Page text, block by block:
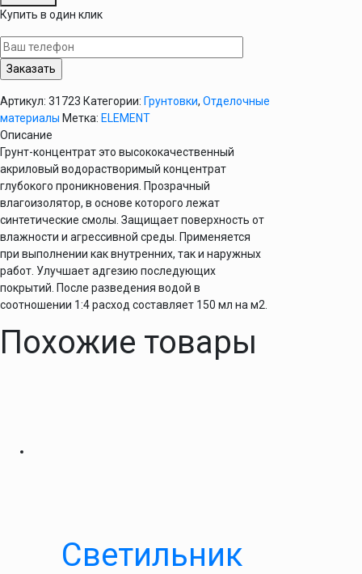
Грунт
концентрат
прозрачный
1л
Елемент
Купить в один клик
Артикул: 31723 Категории: Грунтовки, Отделочные
материалы Метка: ELEMENT
Описание
Грунт-концентрат это высококачественный
акриловый водорастворимый концентрат
глубокого проникновения. Прозрачный
влагоизолятор, в основе которого лежат
синтетические смолы. Защищает поверхность от
влажности и агрессивной среды. Применяется
при выполнении как внутренних, так и наружных
работ. Улучшает адгезию последующих
покрытий. После разведения водой в
соотношении 1:4 расход составляет 150 мл на м2.
Похожие товары
Светильник